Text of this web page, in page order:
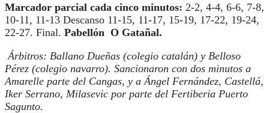
Marcador parcial cada cinco minutos: 2-2, 4-4, 6-6, 7-8,
10-11, 11-13 Descanso 11-15, 11-17, 15-19, 17-22, 19-24,
22-27. Final. Pabellón O Gatañal.
Árbitros: Ballano Dueñas (colegio catalán) y Belloso
Pérez (colegio navarro). Sancionaron con dos minutos a
Amarelle parte del Cangas, y a Ángel Fernández, Castellá,
Iker Serrano, Milasevic por parte del Fertiberia Puerto
Sagunto.